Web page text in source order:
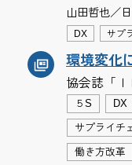
山田哲也／
DX サプ
環境変化
協会誌「Ｉ
５S DX
サプライチ
働き方改革